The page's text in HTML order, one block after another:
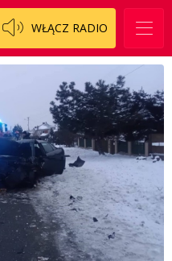
WŁĄCZ RADIO